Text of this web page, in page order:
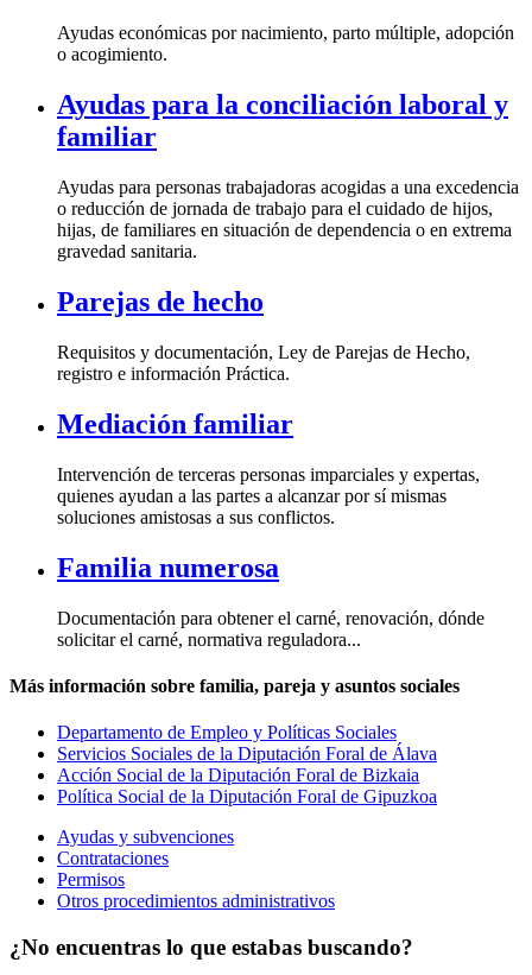
Ayudas económicas por nacimiento, parto múltiple, adopción
o acogimiento.
Ayudas para la conciliación laboral y
familiar
Ayudas para personas trabajadoras acogidas a una excedencia
o reducción de jornada de trabajo para el cuidado de hijos,
hijas, de familiares en situación de dependencia o en extrema
gravedad sanitaria.
Parejas de hecho
Requisitos y documentación, Ley de Parejas de Hecho,
registro e información Práctica.
Mediación familiar
Intervención de terceras personas imparciales y expertas,
quienes ayudan a las partes a alcanzar por sí mismas
soluciones amistosas a sus conflictos.
Familia numerosa
Documentación para obtener el carné, renovación, dónde
solicitar el carné, normativa reguladora...
Más información sobre familia, pareja y asuntos sociales
Departamento de Empleo y Políticas Sociales
Servicios Sociales de la Diputación Foral de Álava
Acción Social de la Diputación Foral de Bizkaia
Política Social de la Diputación Foral de Gipuzkoa
Ayudas y subvenciones
Contrataciones
Permisos
Otros procedimientos administrativos
¿No encuentras lo que estabas buscando?